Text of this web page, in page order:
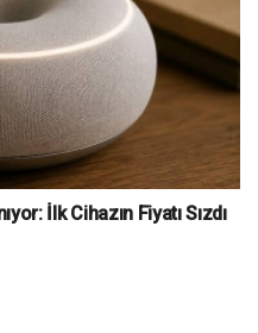
İlk Cihazın Fiyatı Sızdı